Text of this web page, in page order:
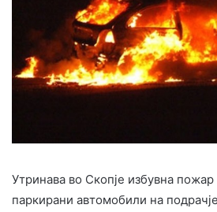
Утринава во Скопје избувна пожар
паркирани автомобили на